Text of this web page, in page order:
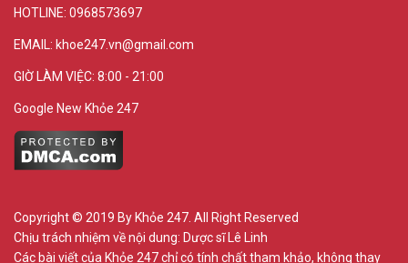
HOTLINE: 0968573697
EMAIL: khoe247.vn@gmail.com
GIỜ LÀM VIỆC: 8:00 - 21:00
Google New Khỏe 247
Copyright © 2019 By Khỏe 247. All Right Reserved
Chịu trách nhiệm về nội dung: Dược sĩ Lê Linh
Các bài viết của Khỏe 247 chỉ có tính chất tham khảo, không thay